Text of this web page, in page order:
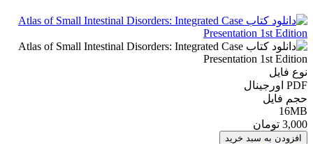
نوع فایل
PDF اورجينال
حجم فایل
16MB
3,000 تومان
افزودن به سبد خرید